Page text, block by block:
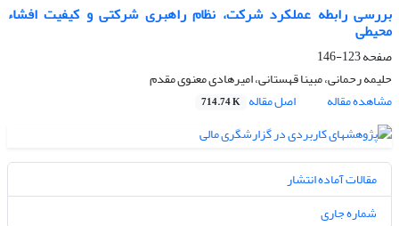
بررسی رابطه عملکرد شرکت، نظام راهبری شرکتی و کیفیت افشاء
محیطی
صفحه123-146
حلیمه رحمانی، مبینا قهستانی، امیرهادی معنوی مقدم
مشاهده مقاله
اصل مقاله 714.74 K
مقالات آماده انتشار
شماره جاری